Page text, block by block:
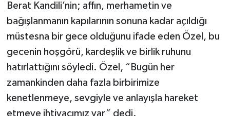
Berat Kandili’nin; affın, merhametin ve
bağışlanmanın kapılarının sonuna kadar açıldığı
müstesna bir gece olduğunu ifade eden Özel, bu
gecenin hoşgörü, kardeşlik ve birlik ruhunu
hatırlattığını söyledi. Özel, “Bugün her
zamankinden daha fazla birbirimize
kenetlenmeye, sevgiyle ve anlayışla hareket
etmeye ihtiyacımız var” dedi.